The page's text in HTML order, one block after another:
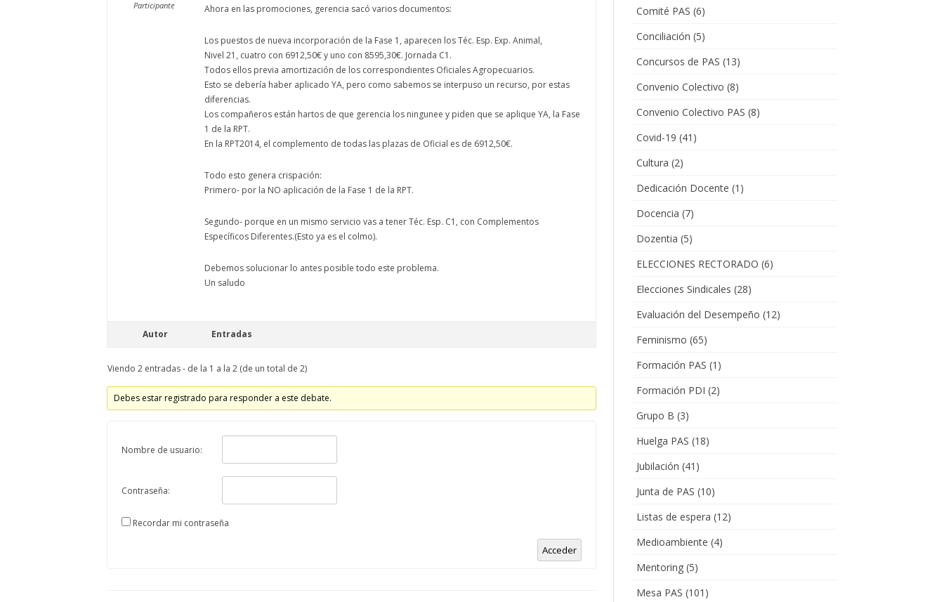
Participante
Ahora en las promociones, gerencia sacó varios documentos:
Los puestos de nueva incorporación de la Fase 1, aparecen los Téc. Esp. Exp. Animal,
Nivel 21, cuatro con 6912,50€ y uno con 8595,30€. Jornada C1.
Todos ellos previa amortización de los correspondientes Oficiales Agropecuarios.
Esto se debería haber aplicado YA, pero como sabemos se interpuso un recurso, por estas
diferencias.
Los compañeros están hartos de que gerencia los ningunee y piden que se aplique YA, la Fase
1 de la RPT.
En la RPT2014, el complemento de todas las plazas de Oficial es de 6912,50€.
Todo esto genera crispación:
Primero- por la NO aplicación de la Fase 1 de la RPT.
Segundo- porque en un mismo servicio vas a tener Téc. Esp. C1, con Complementos
Específicos Diferentes.(Esto ya es el colmo).
Debemos solucionar lo antes posible todo este problema.
Un saludo
Autor Entradas
Viendo 2 entradas - de la 1 a la 2 (de un total de 2)
Debes estar registrado para responder a este debate.
Nombre de usuario:
Contraseña:
Recordar mi contraseña
Acceder
Comité PAS (6)
Conciliación (5)
Concursos de PAS (13)
Convenio Colectivo (8)
Convenio Colectivo PAS (8)
Covid-19 (41)
Cultura (2)
Dedicación Docente (1)
Docencia (7)
Dozentia (5)
ELECCIONES RECTORADO (6)
Elecciones Sindicales (28)
Evaluación del Desempeño (12)
Feminismo (65)
Formación PAS (1)
Formación PDI (2)
Grupo B (3)
Huelga PAS (18)
Jubilación (41)
Junta de PAS (10)
Listas de espera (12)
Medioambiente (4)
Mentoring(5)
Mesa PAS (101)